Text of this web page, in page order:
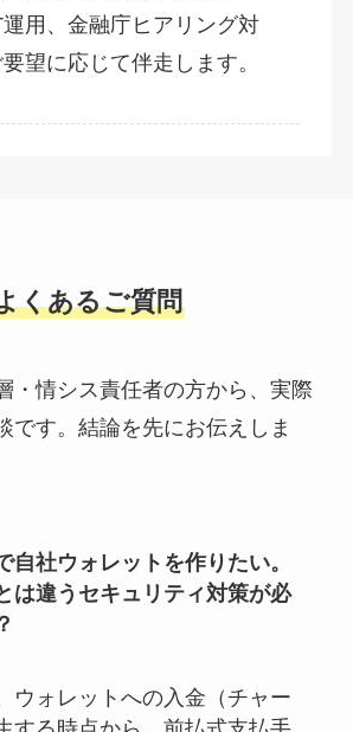
用、金融庁ヒアリング対
望に応じて伴走します。
くあるご質問
・情シス責任者の方から、実際
です。結論を先にお伝えしま
自社ウォレットを作りたい。
は違うセキュリティ対策が必
ウォレットへの入金（チャー